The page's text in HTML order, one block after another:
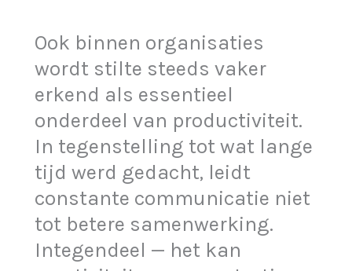
Ook binnen organisaties
wordt stilte steeds vaker
erkend als essentieel
onderdeel van productiviteit.
In tegenstelling tot wat lange
tijd werd gedacht, leidt
constante communicatie niet
tot betere samenwerking.
Integendeel — het kan